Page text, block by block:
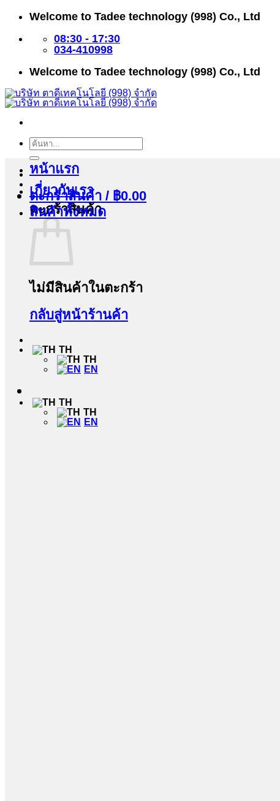
ข้าม
เนื้อหา
Welcome to Tadee technology (998) Co., Ltd
08:30 - 17:30
034-410998
Welcome to Tadee technology (998) Co., Ltd
ค้นหา:
ตะกร้าสินค้า / ฿0.00
ตะกร้าสินค้า
ไม่มีสินค้าในตะกร้า
กลับสู่หน้าร้านค้า
TH
TH
EN
TH
TH
EN
หน้าแรก
เกี่ยวกับเรา
สินค้าทั้งหมด